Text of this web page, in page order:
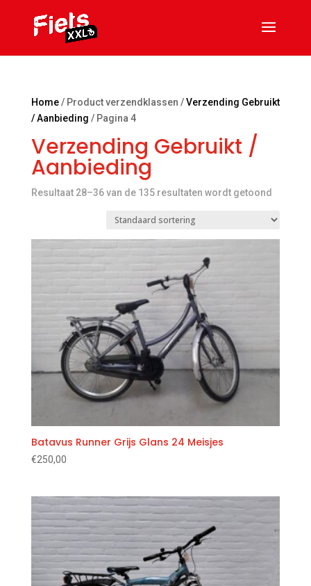
Home/ Product verzendklassen /Verzending Gebruikt
/ Aanbieding / Pagina 4
Verzending Gebruikt /
Aanbieding
Resultaat 28–36 van de 135 resultaten wordt getoond
Batavus Runner Grijs Glans 24 Meisjes
€250,00